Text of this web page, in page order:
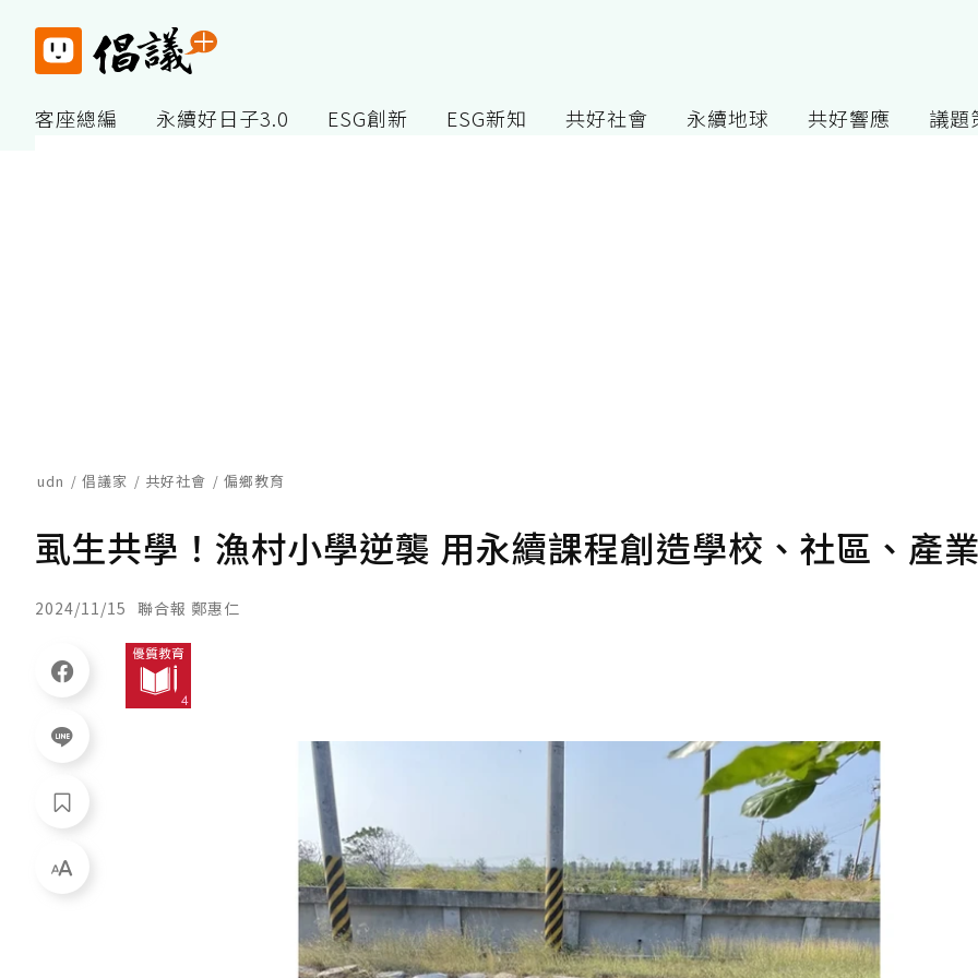
客座總編 永續好日子3.0 ESG創新 ESG新知 共好社會 永續地球 共好響應 議題
udn 倡議家 共好社會 偏鄉教育
虱生共學！漁村小學逆襲 用永續課程創造學校、社區、產
2024/11/15 聯合報 鄭惠仁